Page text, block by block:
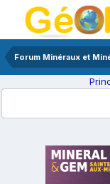
Forum Minéraux et